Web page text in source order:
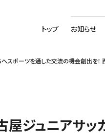
トップ お知らせ
スポーツを通した交流の機会創出を
屋ジュニアサ